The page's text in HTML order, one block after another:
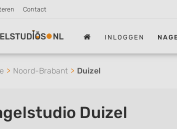
Contact
INLOGGEN
Noord-Brabant Duizel
Duizel